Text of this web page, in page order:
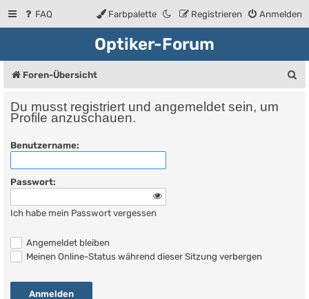
FAQ Anmelden
Registrieren
Farbpalette
Optiker-Forum
Foren-Übersicht
Du musst registriert und angemeldet sein, um
Profile anzuschauen.
Benutzername:
Passwort:
Ich habe mein Passwort vergessen
Angemeldet bleiben
Meinen Online-Status während dieser Sitzung verbergen